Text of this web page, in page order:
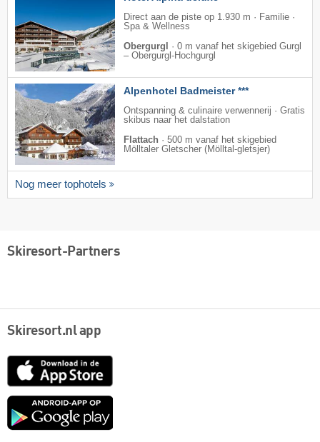
Direct aan de piste op 1.930 m · Familie ·
Spa & Wellness
Obergurgl
· 0 m vanaf het skigebied Gurgl
– Obergurgl-Hochgurgl
Alpenhotel Badmeister ***
Ontspanning & culinaire verwennerij · Gratis
skibus naar het dalstation
Flattach · 500 m vanaf het skigebied
Mölltaler Gletscher (Mölltal-gletsjer)
Nog meer tophotels
Skiresort-Partners
Skiresort.nl app
App
Google